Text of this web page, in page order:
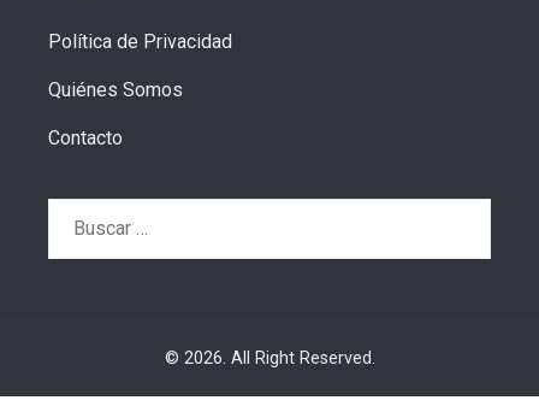
Política de Privacidad
Quiénes Somos
Contacto
© 2026. All Right Reserved.